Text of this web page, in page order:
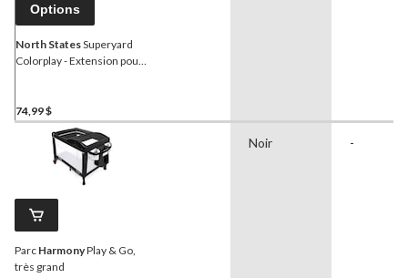
Options
North StatesSuperyard
Colorplay - Extension pour
74,99 $
Parc HarmonyPlay & Go,
très grand
Noir -